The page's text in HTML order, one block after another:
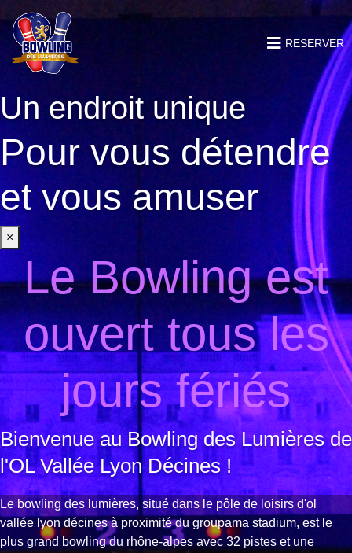
RESERVER
Un endroit unique
Pour vous détendre
et vous amuser
×
Le Bowling est
ouvert tous les
jours fériés
Bienvenue au Bowling des Lumières de
l'OL Vallée Lyon Décines !
Le bowling des lumières, situé dans le pôle de loisirs d'ol
vallée lyon décines à proximité du groupama stadium, est le
plus grand bowling du rhône-alpes avec 32 pistes et une